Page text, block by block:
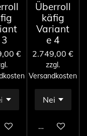
€
Warenkorb
Überroll
käfig
Variant
e 4
2.749,00 €
zzgl.
Versandkosten
In den